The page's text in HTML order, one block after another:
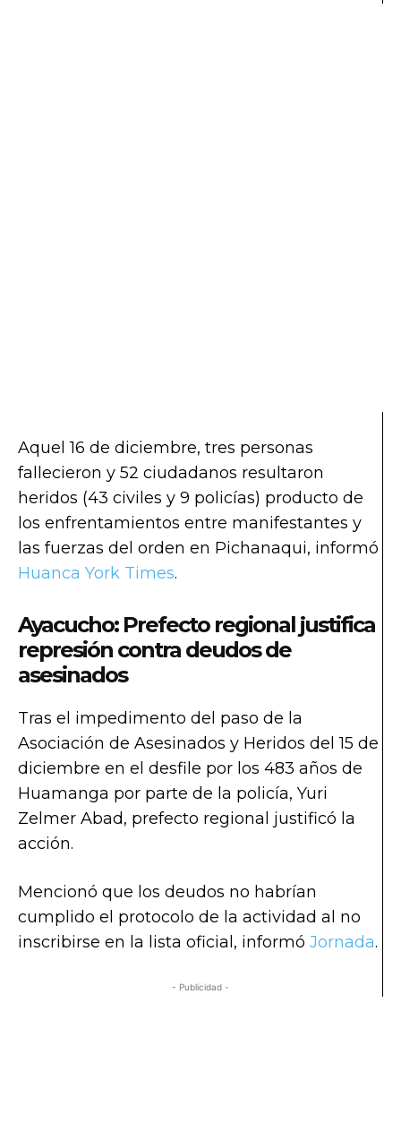
Aquel 16 de diciembre, tres personas
fallecieron y 52 ciudadanos resultaron
heridos (43 civiles y 9 policías) producto de
los enfrentamientos entre manifestantes y
las fuerzas del orden en Pichanaqui, informó
Huanca York Times.
Ayacucho: Prefecto regional justifica
represión contra deudos de
asesinados
Tras el impedimento del paso de la
Asociación de Asesinados y Heridos del 15 de
diciembre en el desfile por los 483 años de
Huamanga por parte de la policía, Yuri
Zelmer Abad, prefecto regional justificó la
acción.
Mencionó que los deudos no habrían
cumplido el protocolo de la actividad al no
inscribirse en la lista oficial, informó Jornada.
- Publicidad -